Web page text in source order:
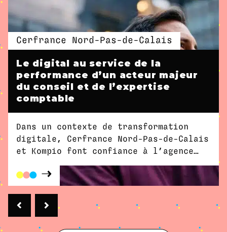
Cerfrance Nord-Pas-de-Calais
Le digital au service de la
performance d’un acteur majeur
du conseil et de l’expertise
comptable
Dans un contexte de transformation
digitale, Cerfrance Nord-Pas-de-Calais
et Kompio font confiance à l’agence
génération de leads.